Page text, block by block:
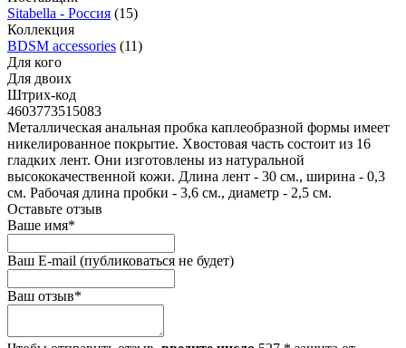
Sitabella - Россия (15)
Коллекция
BDSM accessories (11)
Для кого
Для двоих
Штрих-код
4603773515083
Металлическая анальная пробка каплеобразной формы имеет
никелированное покрытие. Хвостовая часть состоит из 16
гладких лент. Они изготовлены из натуральной
высококачественной кожи. Длина лент - 30 см., ширина - 0,3
см. Рабочая длина пробки - 3,6 см., диаметр - 2,5 см.
Оставьте отзыв
Ваше имя*
Ваш E-mail (публиковаться не будет)
Ваш отзыв*